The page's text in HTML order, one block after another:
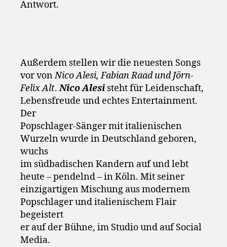
Antwort.
Außerdem stellen wir die neuesten Songs
vor vonNico Alesi, Fabian Raad und Jörn-
Felix Alt.Nico Alesi steht für Leidenschaft,
Lebensfreude und echtes Entertainment.
Der
Popschlager-Sänger mit italienischen
Wurzeln wurde in Deutschland geboren,
wuchs
im südbadischen Kandern auf und lebt
heute – pendelnd – in Köln. Mit seiner
einzigartigen Mischung aus modernem
Popschlager und italienischem Flair
begeistert
er auf der Bühne, im Studio und auf Social
Media.